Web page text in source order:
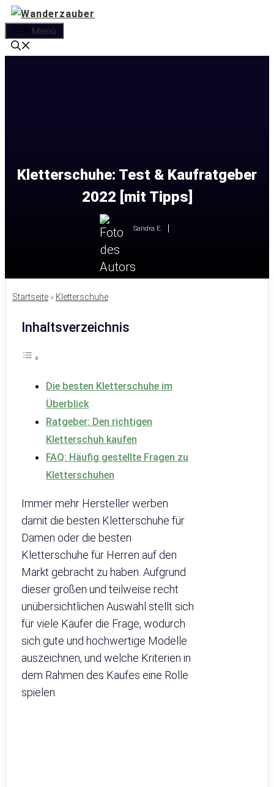
Zum
Inhalt
springen
Menü
Kletterschuhe: Test & Kaufratgeber
2022 [mit Tipps]
Sandra E.
Startseite » Kletterschuhe
Inhaltsverzeichnis
Die besten Kletterschuhe im
Überblick
Ratgeber: Den richtigen
Kletterschuh kaufen
FAQ: Häufig gestellte Fragen zu
Kletterschuhen
Immer mehr Hersteller werben
damit die besten Kletterschuhe für
Damen oder die besten
Kletterschuhe für Herren auf den
Markt gebracht zu haben. Aufgrund
dieser großen und teilweise recht
unübersichtlichen Auswahl stellt sich
für viele Käufer die Frage, wodurch
sich gute und hochwertige Modelle
auszeichnen, und welche Kriterien in
dem Rahmen des Kaufes eine Rolle
spielen.